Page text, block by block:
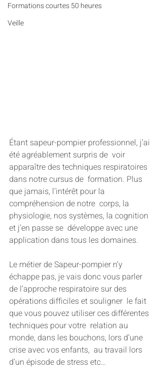
Formations courtes 50 heures
Veille
Étant sapeur-pompier professionnel, j’ai
été agréablement surpris de  voir
apparaître des techniques respiratoires
dans notre cursus de  formation. Plus
que jamais, l’intérêt pour la
compréhension de notre  corps, la
physiologie, nos systèmes, la cognition
et j’en passe se  développe avec une
application dans tous les domaines.
Le métier de Sapeur-pompier n’y
échappe pas, je vais donc vous parler
de l’approche respiratoire sur des
opérations difficiles et souligner  le fait
que vous pouvez utiliser ces différentes
techniques pour votre  relation au
monde, dans les bouchons, lors d’une
crise avec vos enfants,  au travail lors
d’un épisode de stress etc…